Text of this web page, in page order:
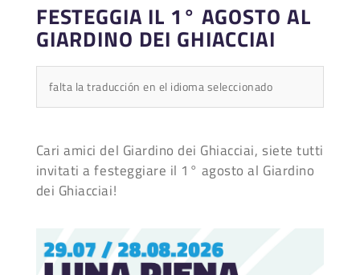
FESTEGGIA IL 1° AGOSTO AL
GIARDINO DEI GHIACCIAI
falta la traducción en el idioma seleccionado
Cari amici del Giardino dei Ghiacciai, siete tutti
invitati a festeggiare il 1° agosto al Giardino
dei Ghiacciai!